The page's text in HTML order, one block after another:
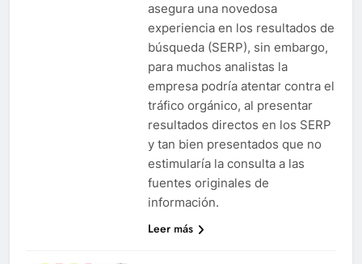
asegura una novedosa
experiencia en los resultados de
búsqueda (SERP), sin embargo,
para muchos analistas la
empresa podría atentar contra el
tráfico orgánico, al presentar
resultados directos en los SERP
y tan bien presentados que no
estimularía la consulta a las
fuentes originales de
información.
Leer más